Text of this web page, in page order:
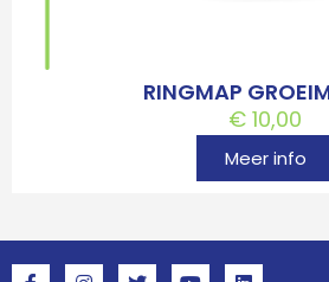
RINGMAP
€ 10,00
Meer info